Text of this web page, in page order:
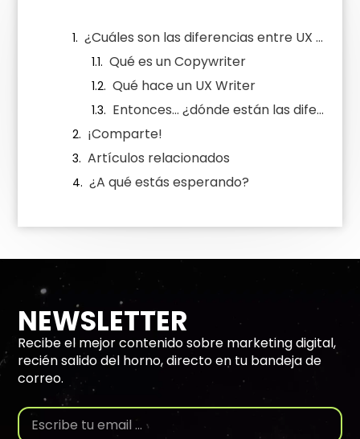
¿Cuáles son las diferencias entre UX Writing y Copywriting?
Qué es un Copywriter
Qué hace un UX Writer
Entonces… ¿dónde están las diferencias entre UX Writing y Copywriting exactamente?
¡Comparte!
Artículos relacionados
¿A qué estás esperando?
NEWSLETTER
Recibe el mejor contenido sobre marketing digital,
recién salido del horno, directo en tu bandeja de
correo.